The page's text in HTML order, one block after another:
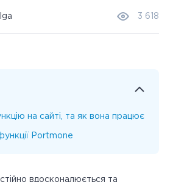
3 618
на сайті, та як вона працює
Portmone
вдосконалюється та